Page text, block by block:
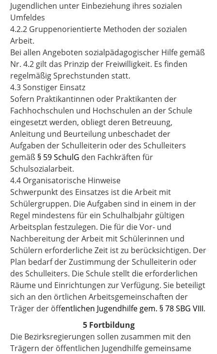
Jugendlichen unter Einbeziehung ihres sozialen
Umfeldes
4.2.2 Gruppenorientierte Methoden der sozialen
Arbeit.
Bei allen Angeboten sozialpädagogischer Hilfe gemäß
Nr. 4.2 gilt das Prinzip der Freiwilligkeit. Es finden
regelmäßig Sprechstunden statt.
4.3 Sonstiger Einsatz
Sofern Praktikantinnen oder Praktikanten der
Fachhochschulen und Hochschulen an der Schule
eingesetzt werden, obliegt deren Betreuung,
Anleitung und Beurteilung unbeschadet der
Aufgaben der Schulleiterin oder des Schulleiters
gemäß § 59 SchulG den Fachkräften für
Schulsozialarbeit.
4.4 Organisatorische Hinweise
Schwerpunkt des Einsatzes ist die Arbeit mit
Schülergruppen. Die Aufgaben sind in einem in der
Regel mindestens für ein Schulhalbjahr gültigen
Arbeitsplan festzulegen. Die für die Vor- und
Nachbereitung der Arbeit mit Schülerinnen und
Schülern erforderliche Zeit ist zu berücksichtigen. Der
Plan bedarf der Zustimmung der Schulleiterin oder
des Schulleiters. Die Schule stellt die erforderlichen
Räume und Einrichtungen zur Verfügung. Sie beteiligt
sich an den örtlichen Arbeitsgemeinschaften der
Träger der öffentlichen Jugendhilfe gem. § 78 SBG VIII.
5 Fortbildung
Die Bezirksregierungen sollen zusammen mit den
Trägern der öffentlichen Jugendhilfe gemeinsame